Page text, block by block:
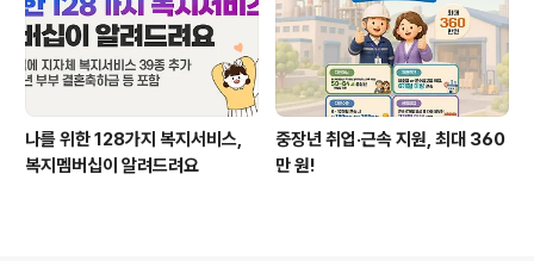
나를 위한 128가지 복지서비스,
복지멤버십이 알려드려요
중장년 취업·근속 지원, 최대 360
만 원!